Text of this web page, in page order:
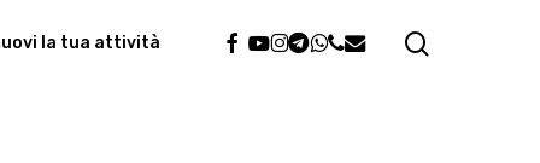
la tua attività facebook
youtube
instagram
telegram
whatsapp
phone
email